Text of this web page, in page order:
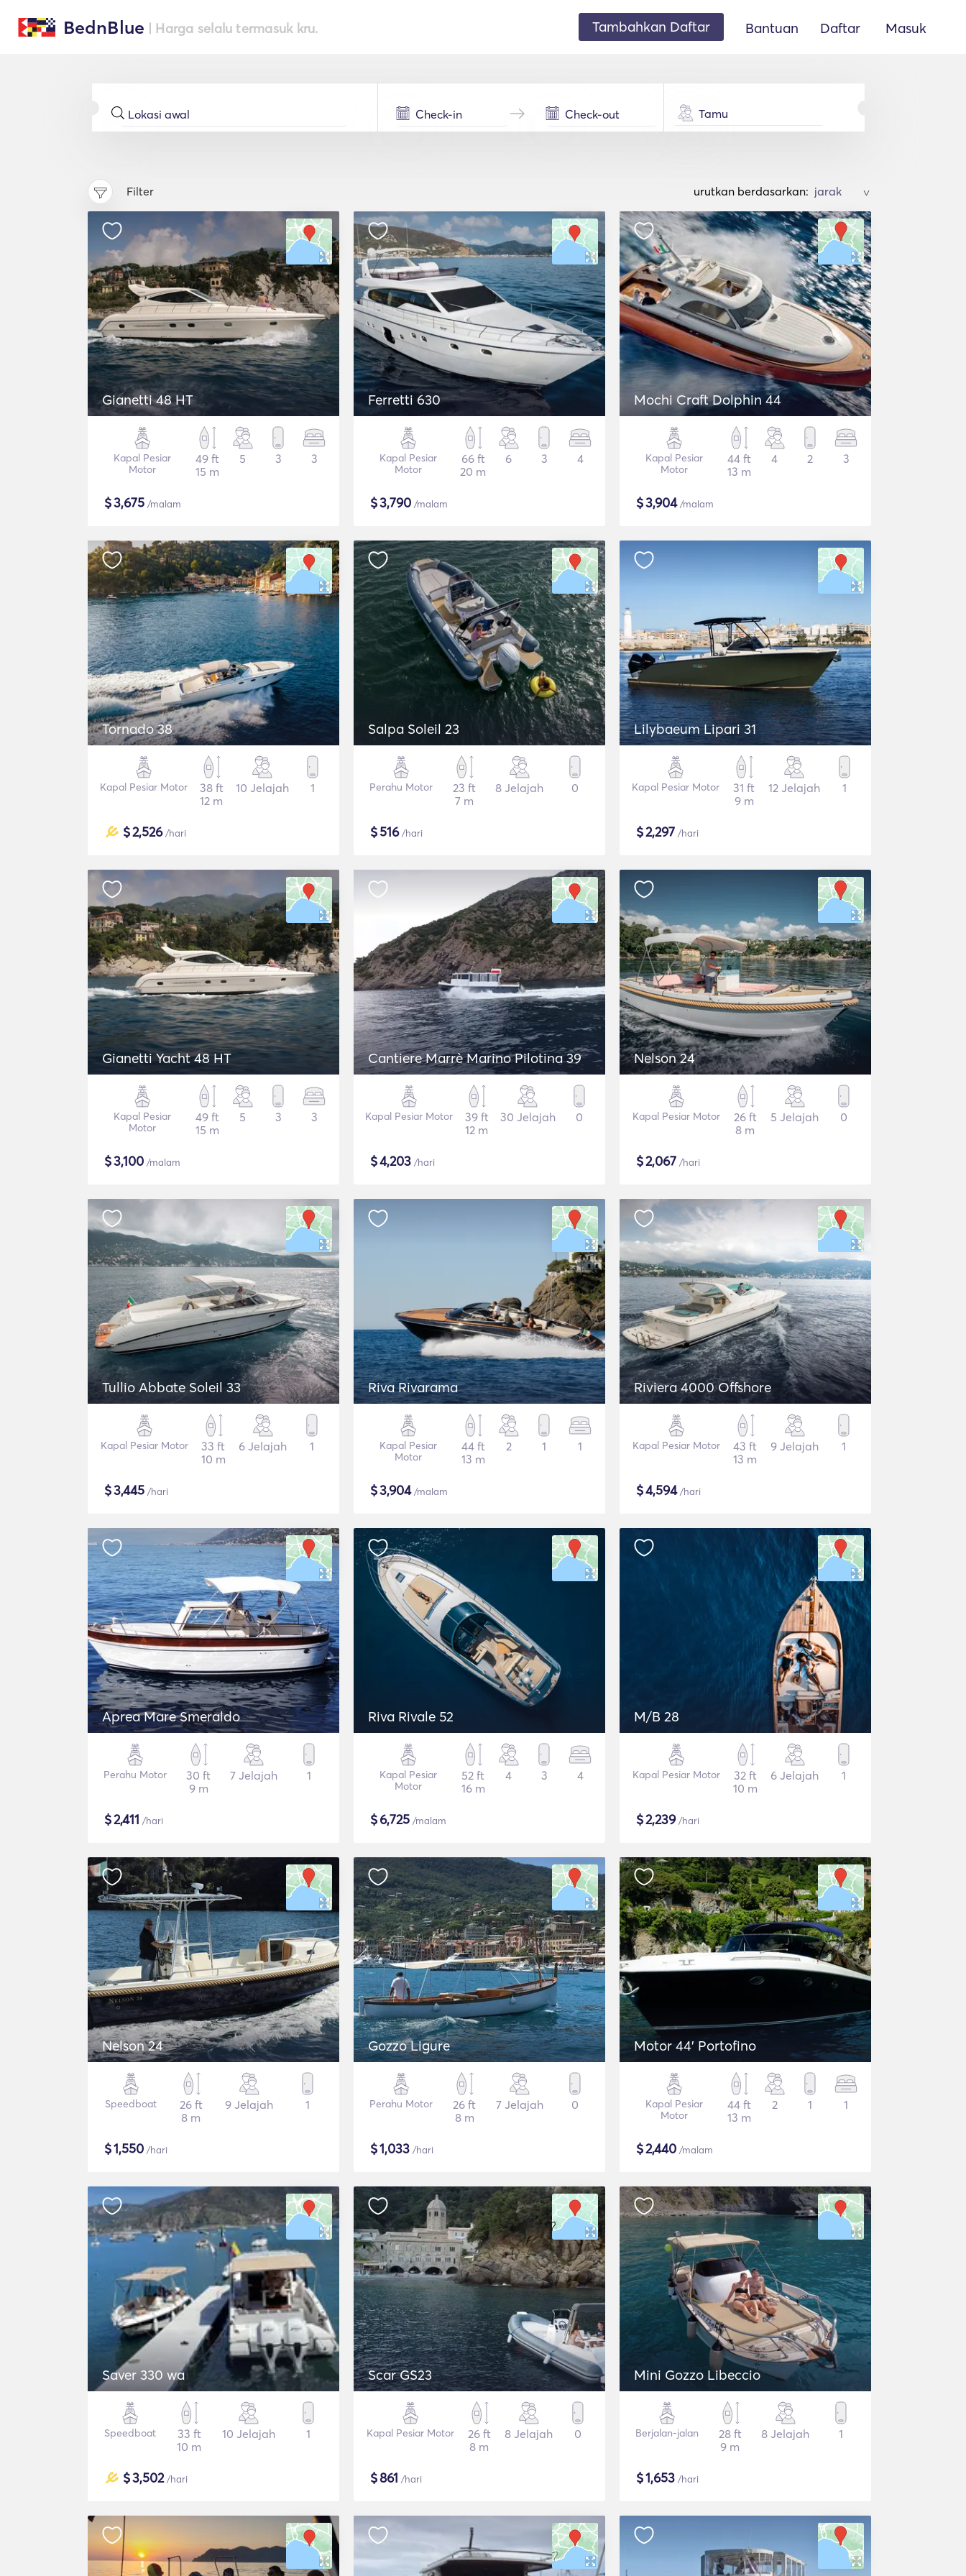
BednBlue | Harga selalu termasuk kru. Tambahkan Daftar Bantuan Daftar Masuk
Tamu
Filter urutkan berdasarkan: >
Gianetti 48 HT
Kapal Pesiar
Motor
49 ft
15 m
5 3 3
$3,675 /malam
Ferretti 630
Kapal Pesiar
Motor
66 ft
20 m
6 3 4
$3,790 /malam
Mochi Craft Dolphin 44
Kapal Pesiar
Motor
44 ft
13 m
4 2 3
$3,904/malam
Tornado 38
Kapal Pesiar Motor
38 ft
12 m
10 Jelajah 1
$2,526/hari
Salpa Soleil 23
Perahu Motor
23 ft
7 m
8 Jelajah 0
$516/hari
Lilybaeum Lipari 31
Kapal Pesiar Motor
31 ft
9 m
12 Jelajah 1
$2,297 /hari
Gianetti Yacht 48 HT
Kapal Pesiar
Motor
49 ft
15 m
5 3 3
$3,100 /malam
Cantiere Marrè Marino Pilotina 39
Kapal Pesiar Motor
39 ft
12 m
30 Jelajah 0
$4,203 /hari
Nelson 24
Kapal Pesiar Motor
26 ft
8 m
5 Jelajah 0
$2,067 /hari
Tullio Abbate Soleil 33
Kapal Pesiar Motor
33 ft
10 m
6 Jelajah 1
$3,445 /hari
Riva Rivarama
Kapal Pesiar
Motor
44 ft
13 m
2 1 1
$3,904/malam
Riviera 4000 Offshore
Kapal Pesiar Motor
43 ft
13 m
9 Jelajah 1
$4,594/hari
Aprea Mare Smeraldo
Perahu Motor
30 ft
9 m
7 Jelajah 1
$2,411 /hari
Riva Rivale 52
Kapal Pesiar
Motor
52 ft
16 m
4 3 4
$6,725 /malam
M/B 28
Kapal Pesiar Motor
32 ft
10 m
6 Jelajah 1
$2,239/hari
Nelson 24
Speedboat
26 ft
8 m
9 Jelajah 1
$1,550 /hari
Gozzo Ligure
Perahu Motor
26 ft
8 m
7 Jelajah 0
$1,033 /hari
Motor 44' Portofino
Kapal Pesiar
Motor
44 ft
13 m
2 1 1
$2,440 /malam
Saver 330 wa
Speedboat
33 ft
10 m
10 Jelajah 1
$3,502/hari
Scar GS23
Kapal Pesiar Motor
26 ft
8 m
8 Jelajah 0
$861 /hari
Mini Gozzo Libeccio
Berjalan-jalan
28 ft
9 m
8 Jelajah 1
$1,653 /hari